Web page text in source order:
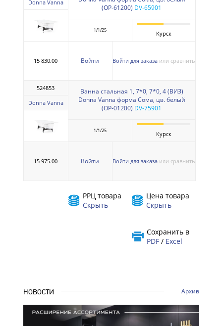
Donna Vanna
(ОР-61200) DV-65901
1/1/25 Курск
15 830.00 Войти Войти для заказа или сравнить
524853
Donna Vanna
Ванна стальная 1, 7*0, 7*0, 4 (ВИЗ)
Donna Vanna форма Сома, цв. белый
(ОР-01200) DV-75901
1/1/25 Курск
15 975.00 Войти Войти для заказа или сравнить
Цена товара
Скрыть
РРЦ товара
Скрыть
Сохранить в
PDF/ Excel
НОВОСТИ Архив